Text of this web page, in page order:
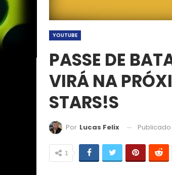
YOUTUBE
PASSE DE
VIRÁ NA
STARS!S
Por Lucas Felix
1